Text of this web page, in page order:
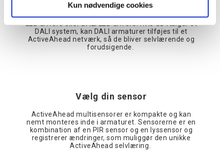
Kun nødvendige cookies
LED drivere fra Helvar er designet til energieffektiv
og professionel belysning. Vælg mellem Freedom
LED drivere eller DALI LED drivere. Hvis du vælger et
DALI system, kan DALI armaturer tilføjes til et
ActiveAhead netværk, så de bliver selvlærende og
forudsigende.
Vælg din sensor
ActiveAhead multisensorer er kompakte og kan
nemt monteres inde i armaturet. Sensorerne er en
kombination af en PIR sensor og en lyssensor og
registrerer ændringer, som muliggør den unikke
ActiveAhead selvlæring.